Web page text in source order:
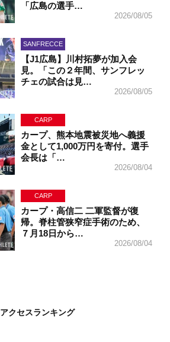
「広島の選手…
2026/08/05
SANFRECCE
【J1広島】川村拓夢が加入会
見。「この２年間、サンフレッ
チェの試合は見…
2026/08/05
CARP
カープ、熊本地震被災地へ義援
金として1,000万円を寄付。選手
会長は「…
2026/08/04
CARP
カープ・高信二 二軍監督が復
帰。脊柱管狭窄症手術のため、
７月18日から…
2026/08/04
アクセスランキング